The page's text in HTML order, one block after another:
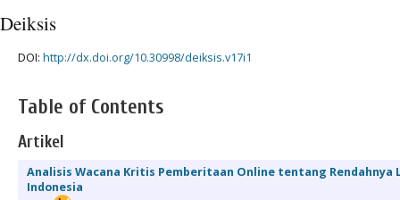
Deiksis
DOI: http://dx.doi.org/10.30998/deiksis.v17i1
Table of Contents
Artikel
Analisis Wacana Kritis Pemberitaan Online tentang Rendahnya
Indonesia